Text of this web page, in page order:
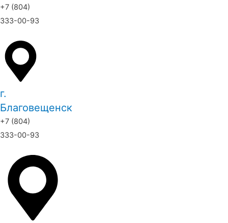
+7 (804)
333-00-93
г.
Благовещенск
+7 (804)
333-00-93